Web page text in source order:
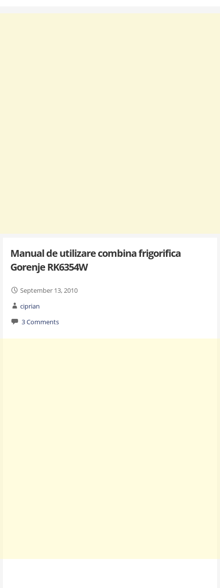
Manual de utilizare combina frigorifica
Gorenje RK6354W
September 13, 2010
ciprian
3 Comments